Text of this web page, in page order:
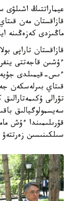
عيماراتتىڭ اشىلۋى
قازاقستان مەن
ماڭىزدى كەزەڭىنە
قازاقستان تاراپى
ءۇشىن قاجەتتى
ءىس-قيمىلدى
قىتاي بىرلەسكەن
تۋرالى
سەيسمولوگيالىق
قۇرىلىمىندا ءۇش
سىلكىنىسىن